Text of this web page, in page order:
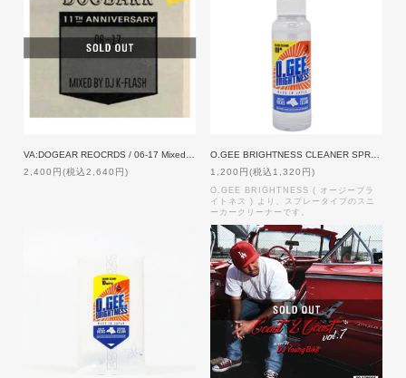
2,400円(税込2,640円)
1,200円(税込1,320円)
O.GEE BRIGHTNESS ( オージーブラ
イトネス ) より、スプレータイプのスニ
ーカークリーナーです。